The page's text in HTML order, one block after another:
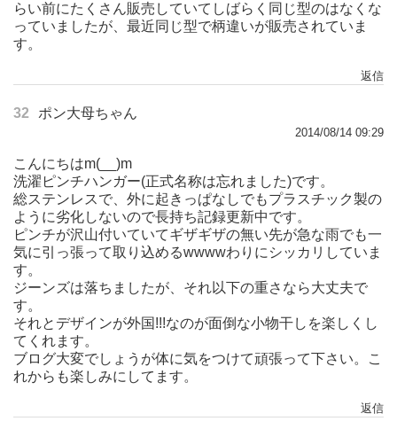
らい前にたくさん販売していてしばらく同じ型のはなくな
っていましたが、最近同じ型で柄違いが販売されていま
す。
返信
32 ポン大母ちゃん
2014/08/14 09:29
こんにちはm(__)m
洗濯ピンチハンガー(正式名称は忘れました)です。
総ステンレスで、外に起きっぱなしでもプラスチック製の
ように劣化しないので長持ち記録更新中です。
ピンチが沢山付いていてギザギザの無い先が急な雨でも一
気に引っ張って取り込めるwwwwわりにシッカリしていま
す。
ジーンズは落ちましたが、それ以下の重さなら大丈夫で
す。
それとデザインが外国!!!なのが面倒な小物干しを楽しくし
てくれます。
ブログ大変でしょうが体に気をつけて頑張って下さい。こ
れからも楽しみにしてます。
返信